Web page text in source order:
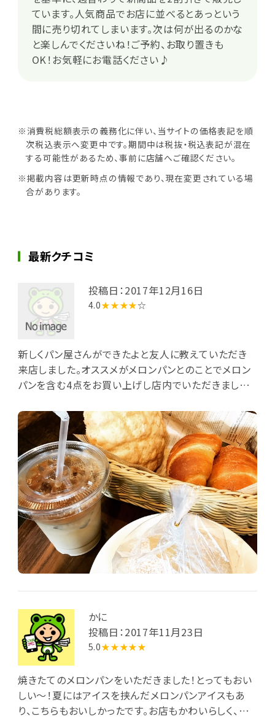
ています。人気商品でお店に並べるとあっという
間に売り切れてしまいます。次は何が出るのかな
と楽しんでくださいね！ご予約、お取り置きも
OK！お気軽にお電話ください♪
※消費税総額表示の義務化に伴い、当サイトの価格表記を順
次税込表示へ変更中です。期間中は税抜・税込表記が混在
する可能性があるため、事前に店舗へご確認ください。
※掲載内容は更新時点の情報であり、現在変更されている場
合があります。
最新クチコミ
投稿日：2017年12月16日
4.0★★★★☆
新しくパン屋さんができたよと友人に教えていただき
来店しました。オススメがメロンパンとのことでメロン
パンを含む4点をお買い上げし店内でいただきました。
たです。外はサクッと中はふわっと1度食べたらやみつ
きになります！ただパンの陳列しているスペースが狭く
人とすれ違うのが厳しかったです。 小さい子用にアンパ
ンマンの小さなりんごジュースがあったのも嬉しかった
です。またメロンパン買いに行かせてもらいます。
かに
投稿日：2017年11月23日
5.0★★★★★
焼きたてのメロンパンをいただきました！とってもおい
しい～！夏にはアイスを挟んだメロンパンアイスもあ
り、こちらもおいしかったです。お店もかわいらしく、イ